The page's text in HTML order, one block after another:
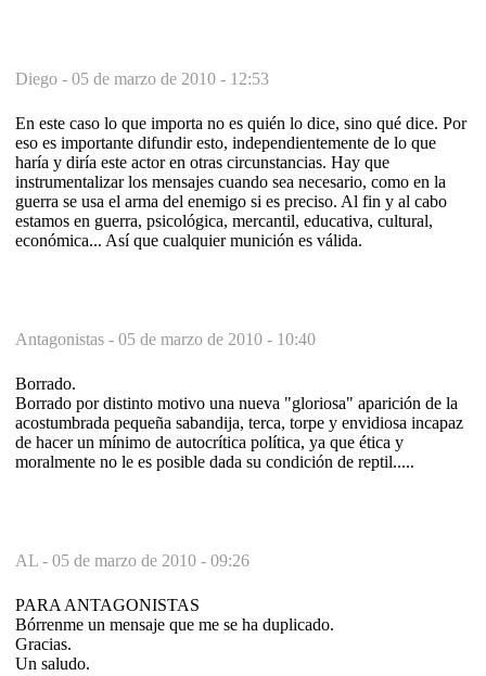
Diego - 05 de marzo de 2010 - 12:53
En este caso lo que importa no es quién lo dice, sino qué dice. Por
eso es importante difundir esto, independientemente de lo que
haría y diría este actor en otras circunstancias. Hay que
instrumentalizar los mensajes cuando sea necesario, como en la
guerra se usa el arma del enemigo si es preciso. Al fin y al cabo
estamos en guerra, psicológica, mercantil, educativa, cultural,
económica... Así que cualquier munición es válida.
Antagonistas - 05 de marzo de 2010 - 10:40
Borrado.
Borrado por distinto motivo una nueva "gloriosa" aparición de la
acostumbrada pequeña sabandija, terca, torpe y envidiosa incapaz
de hacer un mínimo de autocrítica política, ya que ética y
moralmente no le es posible dada su condición de reptil.....
AL - 05 de marzo de 2010 - 09:26
PARA ANTAGONISTAS
Bórrenme un mensaje que me se ha duplicado.
Gracias.
Un saludo.